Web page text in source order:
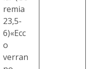
remia
23,5-
6)«Ecc
o
verran